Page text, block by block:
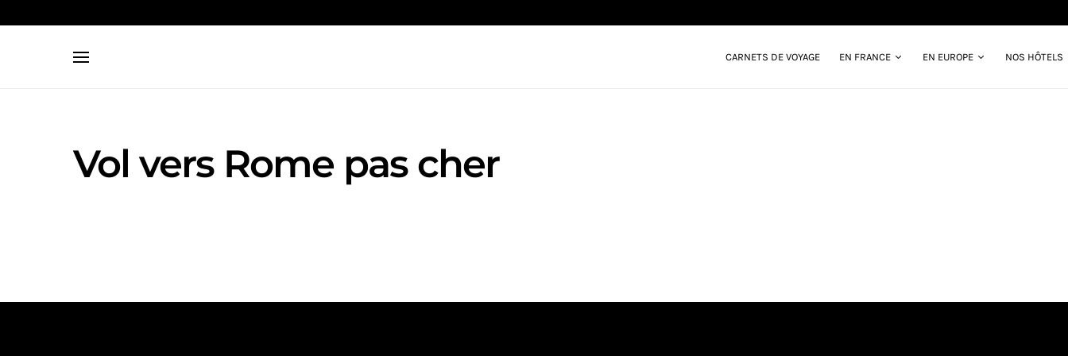
CARNETS DE VOYAGE EN FRANCE EN EUROPE NOS HÔTELS
Vol vers Rome pas cher